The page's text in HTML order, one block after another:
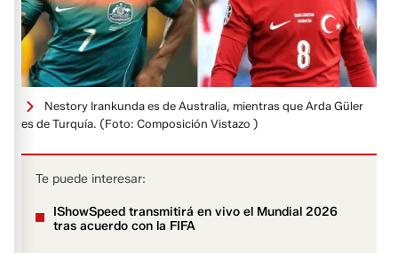
Nestory Irankunda es de Australia, mientras que Arda Güler
es de Turquía. (Foto: Composición Vistazo )
Te puede interesar:
IShowSpeed transmitirá en vivo el Mundial 2026
tras acuerdo con la FIFA